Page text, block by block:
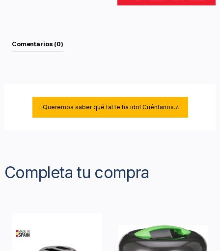
Comentarios (0)
¡Queremos saber qué tal te ha ido! Cuéntanos.⭐
Completa tu compra